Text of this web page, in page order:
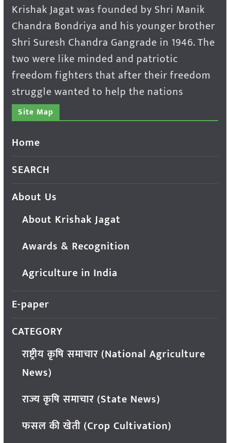
Krishak Jagat was founded by Shri Manik
Chandra Bondriya and his younger brother
Shri Suresh Chandra Gangrade in 1946. The
two were like minded and patriotic
freedom fighters that after their freedom
struggle wanted to help the nations
Site Map
Home
SEARCH
About Us
About Krishak Jagat
Awards & Recognition
Agriculture in India
E-paper
CATEGORY
राष्ट्रीय कृषि समाचार (National Agriculture
News)
राज्य कृषि समाचार (State News)
फसल की खेती (Crop Cultivation)